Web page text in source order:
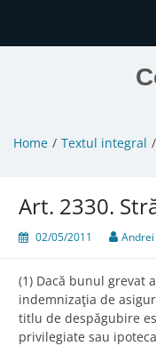
Home Textul integral
Art. 2330.
02/05/2011 Andrei
(1) Dacă bunul grevat
indemnizaţia de
titlu de despăgubire
privilegiate sau